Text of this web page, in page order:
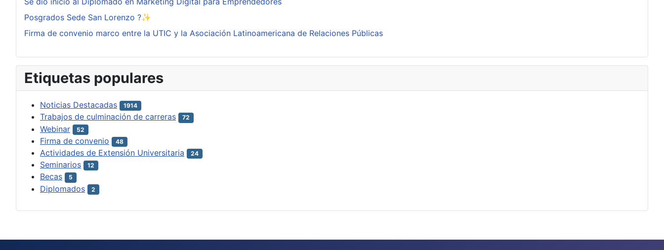
Posgrados Sede San Lorenzo ?✨
Firma de convenio marco entre la UTIC y la Asociación Latinoamericana de Relaciones Públicas
Etiquetas populares
Noticias Destacadas 1914
Trabajos de culminación de carreras 72
Webinar 52
Firma de convenio 48
Actividades de Extensión Universitaria 24
Seminarios 12
Becas 5
Diplomados 2